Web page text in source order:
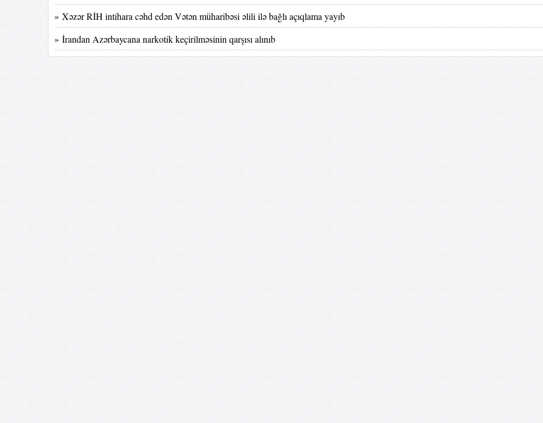
» Xəzər RİH intihara cəhd edən Vətən müharibəsi əlili ilə bağlı açıqlama yayıb
» İrandan Azərbaycana narkotik keçirilməsinin qarşısı alınıb